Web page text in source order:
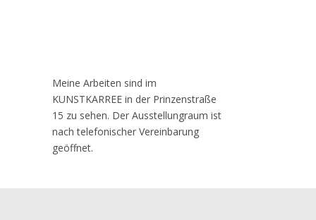
Meine Arbeiten sind im
KUNSTKARREE in der Prinzenstraße
15 zu sehen. Der Ausstellungraum ist
nach telefonischer Vereinbarung
geöffnet.